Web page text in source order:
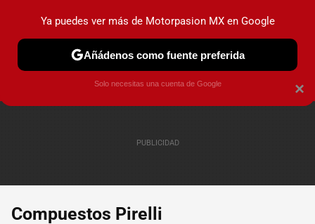
PRUEBAS INDUSTRIA HOY NO CIRCULA
Compuestos Pirelli
×
Ya puedes ver más de Motorpasion MX en Google
Añádenos como fuente preferida
Solo necesitas una cuenta de Google